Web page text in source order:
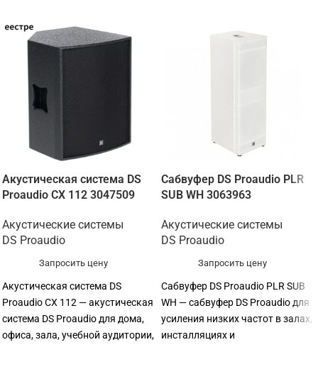
Акустическая система DS
Proaudio CX 112 3047509
Акустические системы
DS Proaudio
Запросить цену
Акустическая система DS
Proaudio CX 112 — акустическая
система DS Proaudio для дома,
офиса, зала, учебной аудитории,
Сабвуфер DS Proaudio PLR
SUB WH 3063963
Акустические системы
DS Proaudio
Запросить цену
Сабвуфер DS Proaudio PLR SUB
WH — сабвуфер DS Proaudio для
усиления низких частот в залах,
инсталляциях и